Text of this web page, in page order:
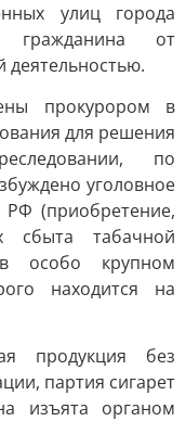
улиц города
гражданина от
деятельностью.
прокурором в
для решения
по
уголовное
(приобретение,
сбыта табачной
особо крупном
находится на
продукция без
партия сигарет
изъята органом